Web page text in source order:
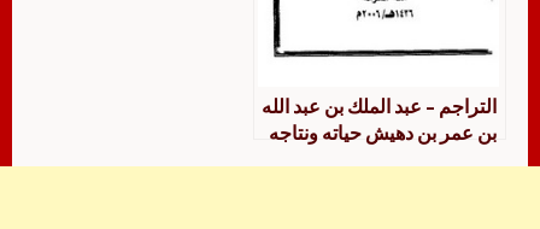
التراجم – عبد الملك بن عبد الله
بن عمر بن دهيش حياته ونتاجه